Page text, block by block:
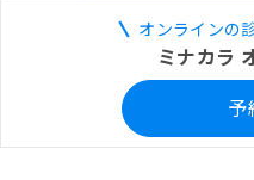
オンラインの
ミナカラ
予